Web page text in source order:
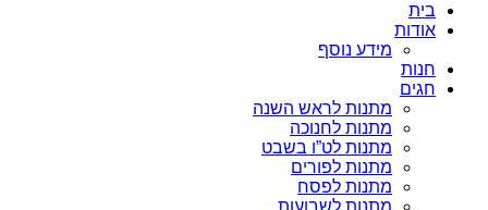
בית
אודות
מידע נוסף
חנות
חגים
מתנות לראש השנה
מתנות לחנוכה
מתנות לט”ו בשבט
מתנות לפורים
מתנות לפסח
מתנות לשבועות